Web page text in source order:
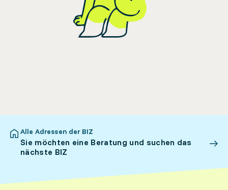
Alle Adressen der BIZ
Sie möchten eine Beratung und suchen das
nächste BIZ